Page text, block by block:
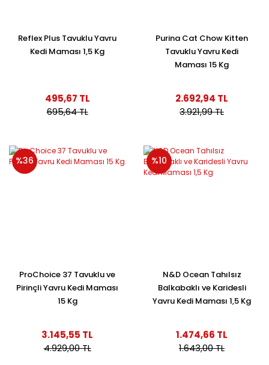
Reflex Plus Tavuklu Yavru
Kedi Maması 1,5 Kg
495,67 TL
695,64 TL
Purina Cat Chow Kitten
Tavuklu Yavru Kedi
Maması 15 Kg
2.692,94 TL
3.921,99 TL
%36
ProChoice 37 Tavuklu ve
Pirinçli Yavru Kedi Maması
15 Kg
3.145,55 TL
4.929,00 TL
%10
N&D Ocean Tahılsız
Balkabaklı ve Karidesli
Yavru Kedi Maması 1,5 Kg
1.474,66 TL
1.643,00 TL